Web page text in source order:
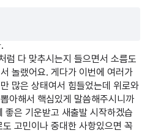
고 싶은 분
바뀐다고
,
.
럼 다 맞추시는지 들으면서 소름도
놀랬어요. 게다가 이번에 여러가
많은 상태여서 힘들었는데 위로와
아해서 핵심있게 말씀해주시니까
좋은 기운받고 새출발 시작하겠습
고민이나 중대한 사항있으면 꼭